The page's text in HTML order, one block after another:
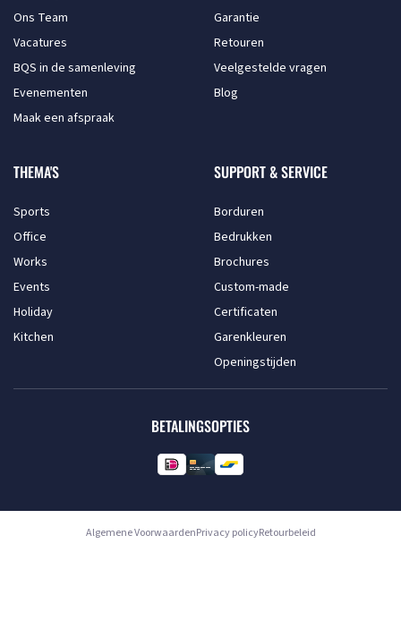
Ons Team
Vacatures
BQS in de samenleving
Evenementen
Maak een afspraak
Garantie
Retouren
Veelgestelde vragen
Blog
THEMA'S
Sports
Office
Works
Events
Holiday
Kitchen
SUPPORT & SERVICE
Borduren
Bedrukken
Brochures
Custom-made
Certificaten
Garenkleuren
Openingstijden
BETALINGSOPTIES
Algemene VoorwaardenPrivacy policyRetourbeleid